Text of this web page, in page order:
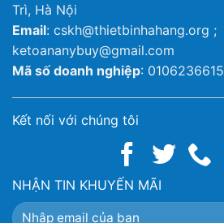
Trì, Hà Nội
Email: cskh@thietbinhahang.org ;
ketoananybuy@gmail.com
Mã số doanh nghiệp: 0106236615
Kết nối với chúng tôi
NHẬN TIN KHUYẾN MÃI